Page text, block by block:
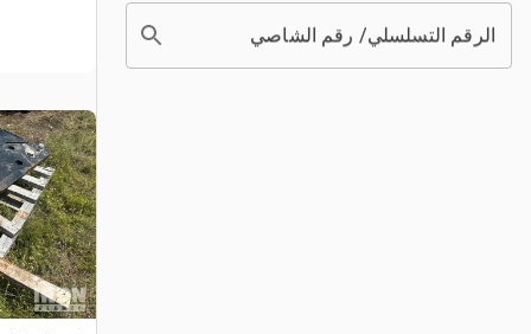
الرقم التسلسلي/ رقم الشاصي